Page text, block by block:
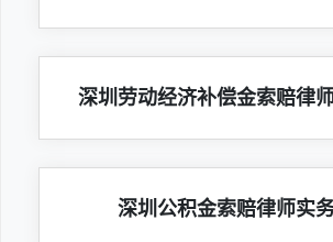
深圳劳动经济补偿金索赔律
深圳公积金索赔律师实